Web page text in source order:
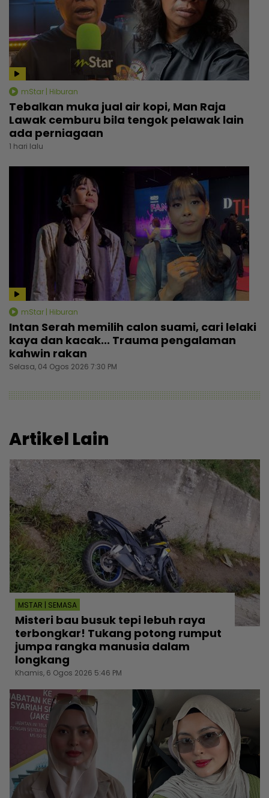
mStar | Hiburan
Tebalkan muka jual air kopi, Man Raja
Lawak cemburu bila tengok pelawak lain
ada perniagaan
1 hari lalu
mStar | Hiburan
Intan Serah memilih calon suami, cari lelaki
kaya dan kacak... Trauma pengalaman
kahwin rakan
Selasa, 04 Ogos 2026 7:30 PM
Artikel Lain
MSTAR | SEMASA
Misteri bau busuk tepi lebuh raya
terbongkar! Tukang potong rumput
jumpa rangka manusia dalam
longkang
Khamis, 6 Ogos 2026 5:46 PM